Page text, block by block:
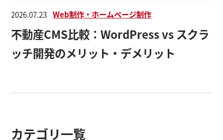
2026.07.23 Web制作・ホームページ制作
不動産CMS比較：WordPress vs スクラ
ッチ開発のメリット・デメリット
カテゴリ一覧